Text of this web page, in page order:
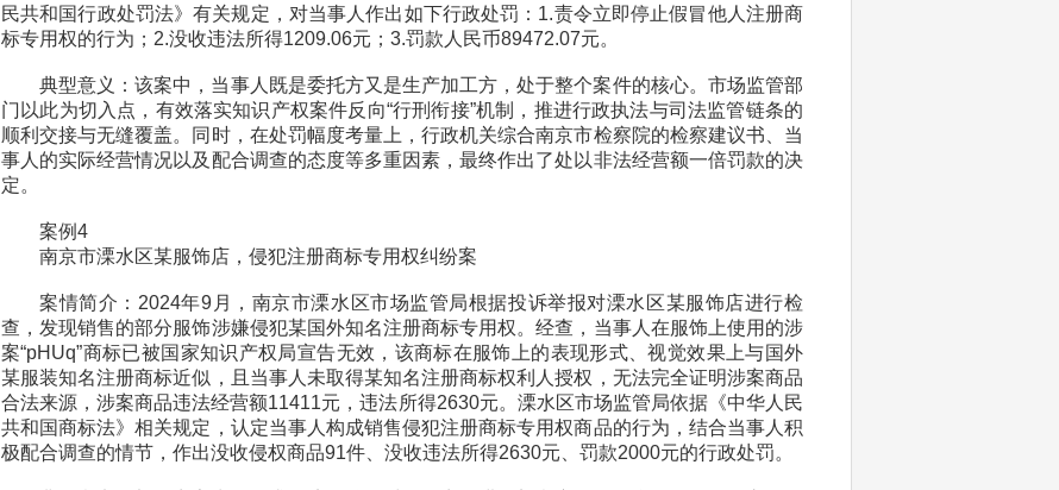
民共和国行政处罚法》有关规定，对当事人作出如下行政处罚：1.责令立即停止假冒他人注册商
标专用权的行为；2.没收违法所得1209.06元；3.罚款人民币89472.07元。
典型意义：该案中，当事人既是委托方又是生产加工方，处于整个案件的核心。市场监管部
门以此为切入点，有效落实知识产权案件反向“行刑衔接”机制，推进行政执法与司法监管链条的
顺利交接与无缝覆盖。同时，在处罚幅度考量上，行政机关综合南京市检察院的检察建议书、当
事人的实际经营情况以及配合调查的态度等多重因素，最终作出了处以非法经营额一倍罚款的决
定。
案例4
南京市溧水区某服饰店，侵犯注册商标专用权纠纷案
案情简介：2024年9月，南京市溧水区市场监管局根据投诉举报对溧水区某服饰店进行检
查，发现销售的部分服饰涉嫌侵犯某国外知名注册商标专用权。经查，当事人在服饰上使用的涉
案“pHUq”商标已被国家知识产权局宣告无效，该商标在服饰上的表现形式、视觉效果上与国外
某服装知名注册商标近似，且当事人未取得某知名注册商标权利人授权，无法完全证明涉案商品
合法来源，涉案商品违法经营额11411元，违法所得2630元。溧水区市场监管局依据《中华人民
共和国商标法》相关规定，认定当事人构成销售侵犯注册商标专用权商品的行为，结合当事人积
极配合调查的情节，作出没收侵权商品91件、没收违法所得2630元、罚款2000元的行政处罚。